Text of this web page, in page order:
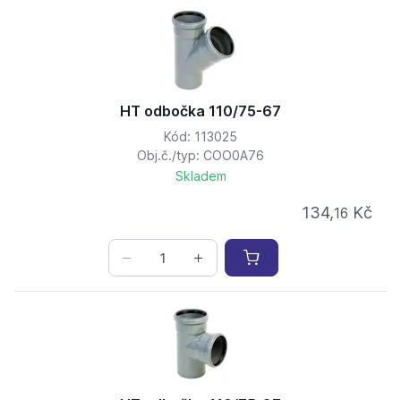
HT odbočka 110/75-67
Kód: 113025
Obj.č./typ: COO0A76
Skladem
134,16 Kč